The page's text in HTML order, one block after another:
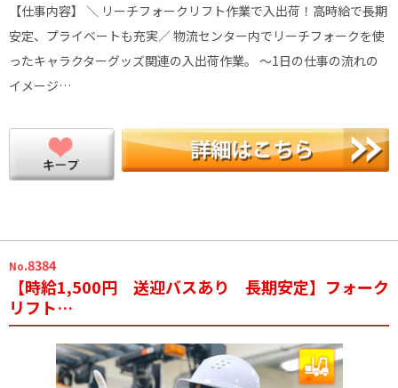
【仕事内容】 ＼ リーチフォークリフト作業で入出荷！高時給で長期
安定、プライベートも充実／ 物流センター内でリーチフォークを使
ったキャラクターグッズ関連の入出荷作業。 ～1日の仕事の流れの
イメージ…
No.8384
【時給1,500円 送迎バスあり 長期安定】フォーク
リフト…